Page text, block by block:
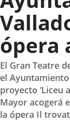
ópera
El Gran Teatre
el
proyecto ‘Liceu
Mayor acogerá
la ópera Il